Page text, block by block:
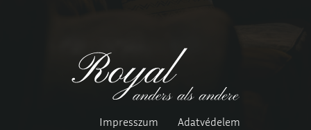
Impresszum
Adatvédelem